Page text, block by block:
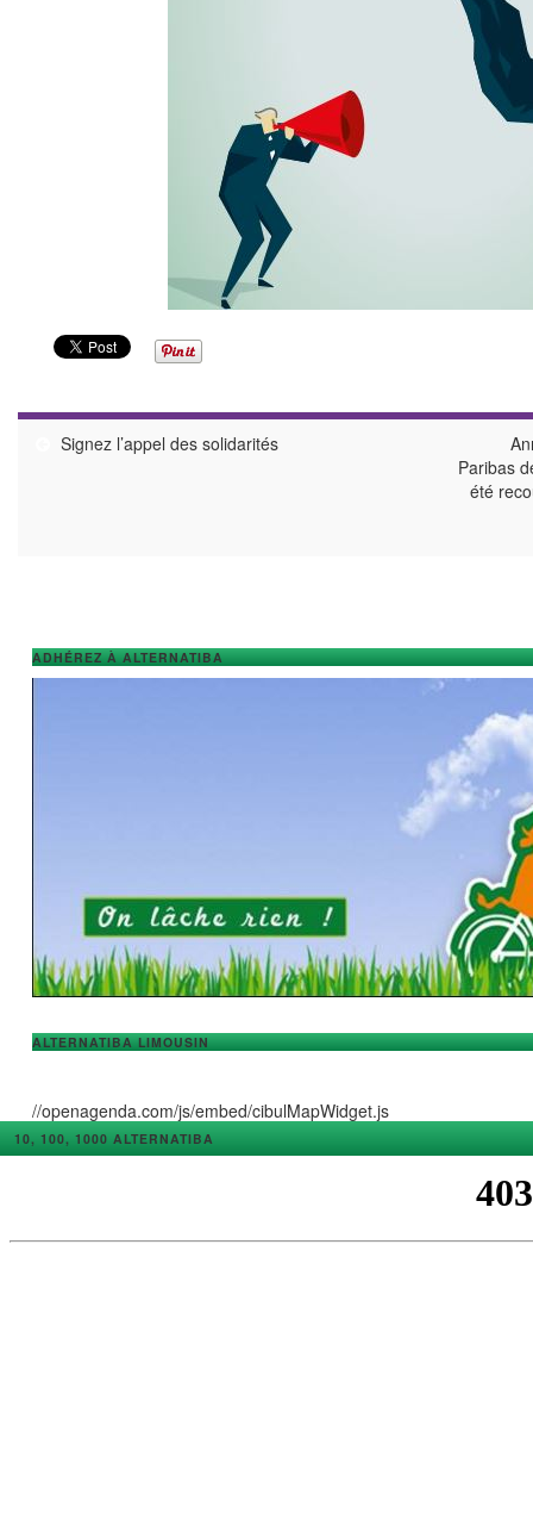
Signez l’appel des solidarités
Paribas
été
ADHÉREZ À ALTERNATIBA
ALTERNATIBA LIMOUSIN
//openagenda.com/js/embed/cibulMapWidget.js
10, 100, 1000 ALTERNATIBA